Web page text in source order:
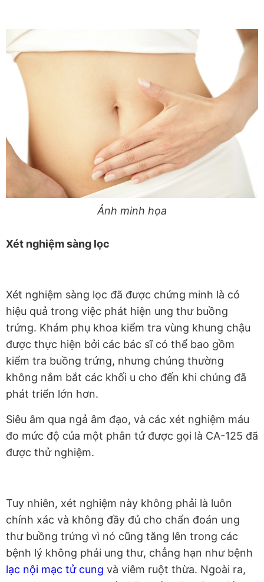
Ảnh minh họa
Xét nghiệm sàng lọc
Xét nghiệm sàng lọc đã được chứng minh là có
hiệu quả trong việc phát hiện ung thư buồng
trứng. Khám phụ khoa kiểm tra vùng khung chậu
được thực hiện bởi các bác sĩ có thể bao gồm
kiểm tra buồng trứng, nhưng chúng thường
không nắm bắt các khối u cho đến khi chúng đã
phát triển lớn hơn.
Siêu âm qua ngả âm đạo, và các xét nghiệm máu
đo mức độ của một phân tử được gọi là CA-125 đã
được thử nghiệm.
Tuy nhiên, xét nghiệm này không phải là luôn
chính xác và không đầy đủ cho chẩn đoán ung
thư buồng trứng vì nó cũng tăng lên trong các
bệnh lý không phải ung thư, chẳng hạn như bệnh
lạc nội mạc tử cung và viêm ruột thừa. Ngoài ra,